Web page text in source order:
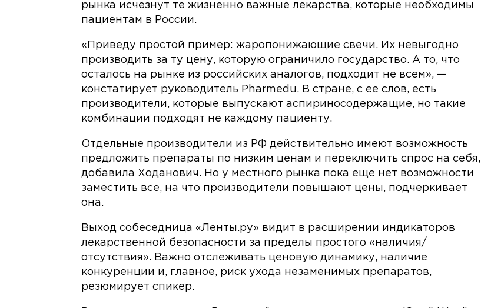
рынка исчезнут те жизненно важные лекарства, которые необходимы
пациентам в России.
«Приведу простой пример: жаропонижающие свечи. Их невыгодно
производить за ту цену, которую ограничило государство. А то, что
осталось на рынке из российских аналогов, подходит не всем», —
констатирует руководитель Pharmedu. В стране, с ее слов, есть
производители, которые выпускают аспириносодержащие, но такие
комбинации подходят не каждому пациенту.
Отдельные производители из РФ действительно имеют возможность
предложить препараты по низким ценам и переключить спрос на себя,
добавила Ходанович. Но у местного рынка пока еще нет возможности
заместить все, на что производители повышают цены, подчеркивает
она.
Выход собеседница «Ленты.ру» видит в расширении индикаторов
лекарственной безопасности за пределы простого «наличия/
отсутствия». Важно отслеживать ценовую динамику, наличие
конкуренции и, главное, риск ухода незаменимых препаратов,
резюмирует спикер.